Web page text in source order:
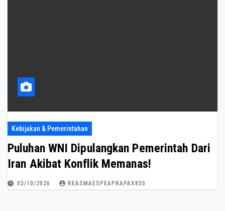
Kebijakan & Pemerintahan
Puluhan WNI Dipulangkan Pemerintah Dari
Iran Akibat Konflik Memanas!
03/10/2026 REASMAESPEAPRAPAX835